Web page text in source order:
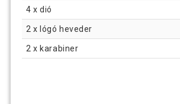
4 x dió
2 x lógó heveder
2 x karabiner